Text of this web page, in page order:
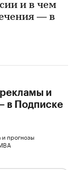
и в чем
— в
рекламы и
в Подписке
и прогнозы